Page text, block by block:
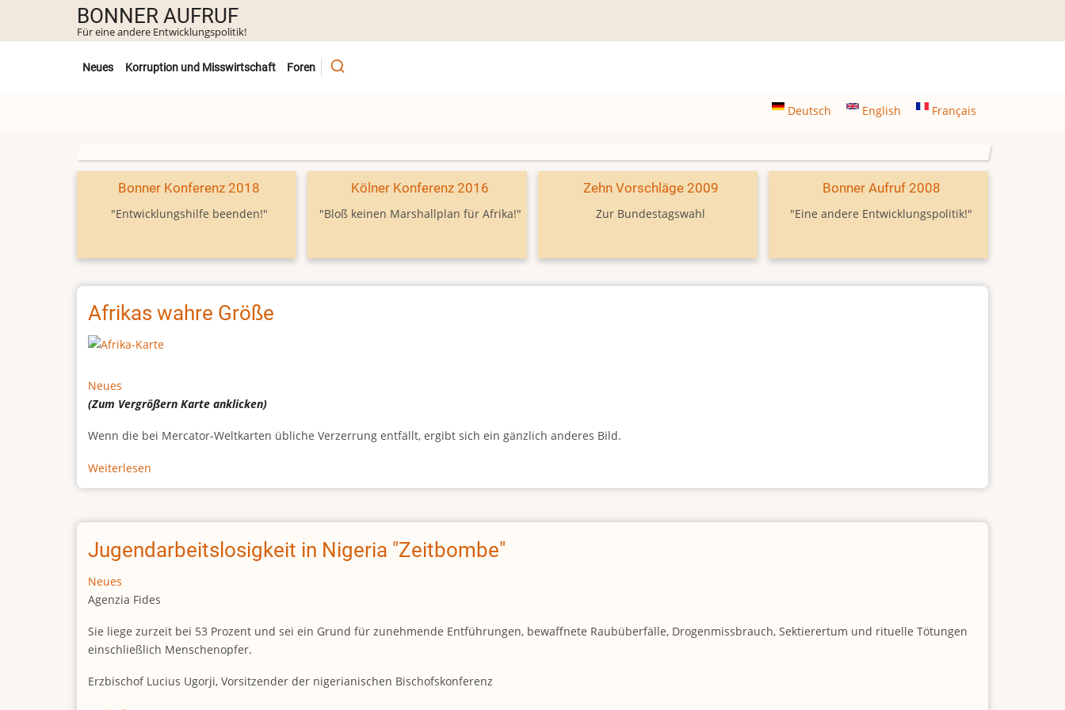
Inhalt
BONNER AUFRUF
Für eine andere Entwicklungspolitik!
Untermenü
Neues Korruption und Misswirtschaft Foren
Deutsch English Français
Bonner Konferenz 2018
"Entwicklungshilfe beenden!"
Kölner Konferenz 2016
"Bloß keinen Marshallplan für Afrika!"
Zehn Vorschläge 2009
Zur Bundestagswahl
Bonner Aufruf 2008
"Eine andere Entwicklungspolitik!"
Afrikas wahre Größe
Neues
(Zum VergrößernKarte anklicken)
Wenn die bei Mercator-Weltkarten übliche Verzerrung entfällt, ergibt sich ein gänzlich anderes Bild.
Weiterlesen
Afrikas
Größe
Jugendarbeitslosigkeit in Nigeria "Zeitbombe"
Neues
Agenzia Fides
Sie liege zurzeit bei 53 Prozent und sei ein Grund für zunehmende Entführungen, bewaffnete Raubüberfälle, Drogenmissbrauch, Sektierertum und rituelle Tötungen
einschließlich Menschenopfer.
Erzbischof Lucius Ugorji, Vorsitzender der nigerianischen Bischofskonferenz